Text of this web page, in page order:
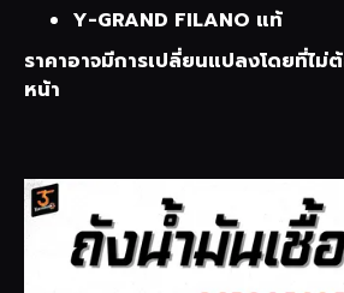
Y-GRAND FILANO แท้
ราคาอาจมีการเปลี่ยนแปลงโดยที่ไม่
หน้า